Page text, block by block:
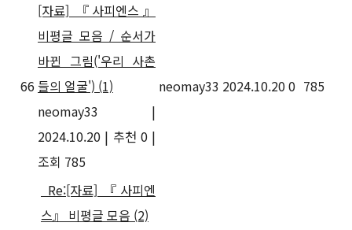
66
[자료] 『사피엔스』
비평글 모음 / 순서가
바뀐 그림('우리 사촌
들의 얼굴') (1)
neomay33
|
2024.10.20 | 추천 0 |
조회 785
neomay33 2024.10.200 785
Re:[자료] 『사피엔
스』 비평글 모음 (2)